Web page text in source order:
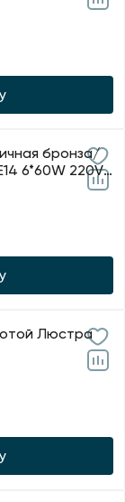
бронза/
6*60W 220V
Люстра